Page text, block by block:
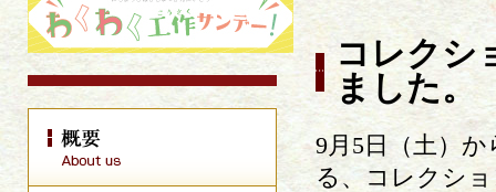
コレクシ
ました。
9月5日（土）
る、コレクシ